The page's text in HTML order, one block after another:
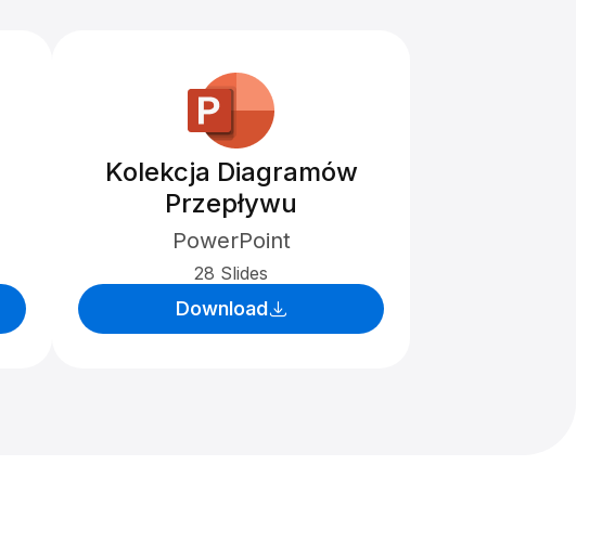
Kolekcja Diagramów
Przepływu
PowerPoint
28 Slides
Download